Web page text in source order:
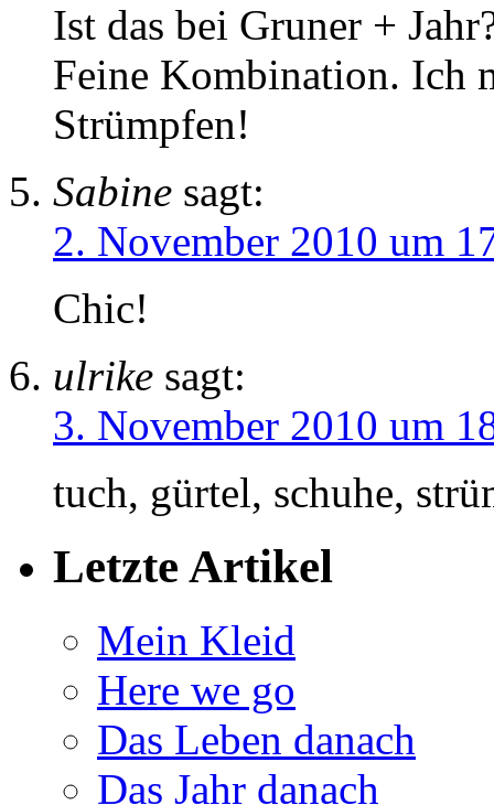
Ist das bei Gruner +
Feine Kombination. Ich
Strümpfen!
Sabine sagt:
2. November 2010 um
Chic!
ulrike sagt:
3. November 2010 um
tuch, gürtel, schuhe,
Letzte Artikel
Mein Kleid
Here we go
Das Leben danach
Das Jahr danach